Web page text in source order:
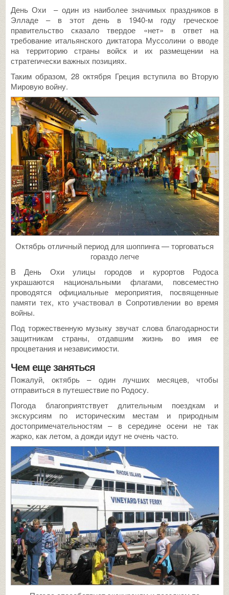
День Охи – один из наиболее значимых праздников в
Элладе – в этот день в 1940-м году греческое
правительство сказало твердое «нет» в ответ на
требование итальянского диктатора Муссолини о вводе
на территорию страны войск и их размещении на
стратегически важных позициях.
Таким образом, 28 октября Греция вступила во Вторую
Мировую войну.
Октябрь отличный период для шоппинга — торговаться
гораздо легче
В День Охи улицы городов и курортов Родоса
украшаются национальными флагами, повсеместно
проводятся официальные мероприятия, посвященные
памяти тех, кто участвовал в Сопротивлении во время
войны.
Под торжественную музыку звучат слова благодарности
защитникам страны, отдавшим жизнь во имя ее
процветания и независимости.
Чем еще заняться
Пожалуй, октябрь – один лучших месяцев, чтобы
отправиться в путешествие по Родосу.
Погода благоприятствует длительным поездкам и
экскурсиям по историческим местам и природным
достопримечательностям – в середине осени не так
жарко, как летом, а дожди идут не очень часто.